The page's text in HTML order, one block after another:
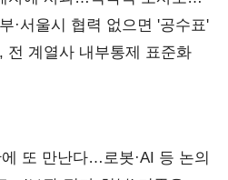
·서울시 협력 없으면 '공수표'
전 계열사 내부통제 표준화
또 만난다…로봇·AI 등 논의